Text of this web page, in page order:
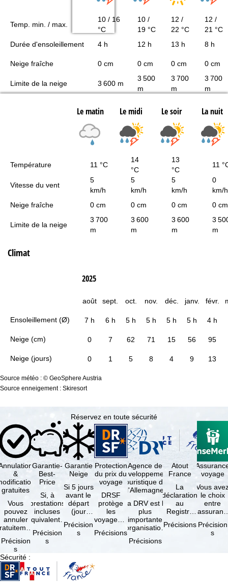
Temp. min. / max.
10 / 16
°C
10 /
19 °C
12 /
22 °C
12 /
21 °C
Durée d'ensoleillement
4 h 12 h 13 h 8 h
Neige fraîche 0 cm 0 cm 0 cm 0 cm
Limite de la neige 3 600 m
3 500
m
3 700
m
3 700
m
Le matin Le midi Le soir La nuit
Température 11 °C
14
°C
13
°C
11
Vitesse du vent
5
km/h
5
km/h
5
km/h
0
km/h
Neige fraîche
0 cm 0 cm 0 cm 0 cm
Limite de la neige
3 700
m
3 600
m
3 600
m
3
m
Climat
Ensoleillement (Ø)
Neige (cm)
Neige (jours)
2025
août sept. oct. nov. déc. janv. févr.
7 h 6 h 5 h 5 h 5 h 5 h 4 h
0 7 62 71 15 56 95
0 1 5 8 4 9 13
Source météo : © GeoSphere Austria
Source enneigement : Skiresort
Réservez en toute sécurité
&
gratuites
Vous
pouvez
annuler
suivant
la
à …
Précision
s
Garantie-
Best-
Price
Si, à
prestations
incluses
équivalentes
réserve de
disponibilités,
Précision
s
Garantie
Neige
Si 5 jours
avant le
départ
(jour
d'arrivée),
tous les
domaines
Précision
s
Protection
du prix du
voyage
DRSF
protège
les
voyageurs
réservent
Précisions
Agence de
développement
touristique de
l'Allemagne
La DRV est la
plus
importante
organisation
professionnels
Précisions
Atout
France
La
déclaration
au
Registre
Opérateurs
Précisions
voyage
Vous
le choix
entre
et
Précision
s
Sécurité :